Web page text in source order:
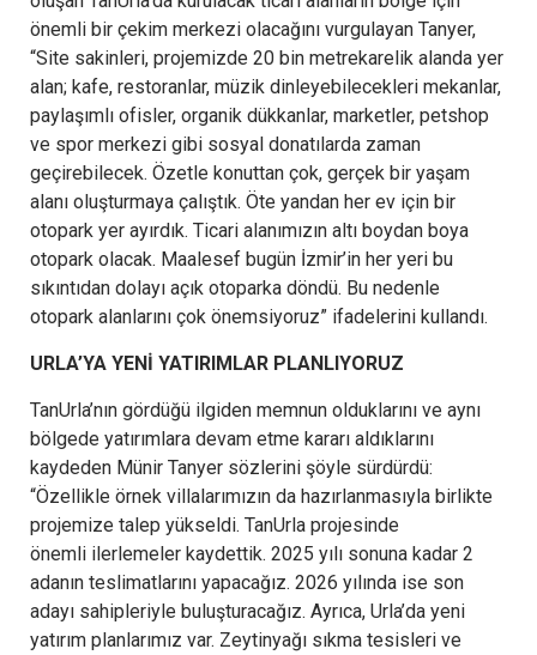
önemli bir çekim merkezi olacağını vurgulayan Tanyer,
“Site sakinleri, projemizde 20 bin metrekarelik alanda yer
alan; kafe, restoranlar, müzik dinleyebilecekleri mekanlar,
paylaşımlı ofisler, organik dükkanlar, marketler, petshop
ve spor merkezi gibi sosyal donatılarda zaman
geçirebilecek. Özetle konuttan çok, gerçek bir yaşam
alanı oluşturmaya çalıştık. Öte yandan her ev için bir
otopark yer ayırdık. Ticari alanımızın altı boydan boya
otopark olacak. Maalesef bugün İzmir’in her yeri bu
sıkıntıdan dolayı açık otoparka döndü. Bu nedenle
otopark alanlarını çok önemsiyoruz” ifadelerini kullandı.
URLA’YA YENİ YATIRIMLAR PLANLIYORUZ
TanUrla’nın gördüğü ilgiden memnun olduklarını ve aynı
bölgede yatırımlara devam etme kararı aldıklarını
kaydeden Münir Tanyer sözlerini şöyle sürdürdü:
“Özellikle örnek villalarımızın da hazırlanmasıyla birlikte
projemize talep yükseldi. TanUrla projesinde
önemli ilerlemeler kaydettik. 2025 yılı sonuna kadar 2
adanın teslimatlarını yapacağız. 2026 yılında ise son
adayı sahipleriyle buluşturacağız. Ayrıca, Urla’da yeni
yatırım planlarımız var. Zeytinyağı sıkma tesisleri ve